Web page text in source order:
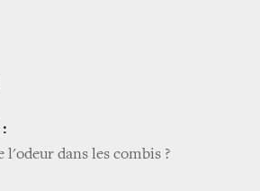
l'odeur dans les combis ?